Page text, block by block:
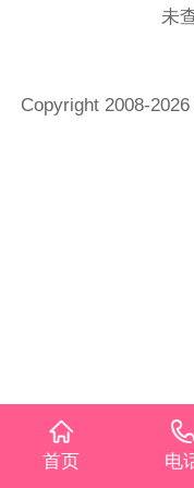
未
Copyright 2008-
首页 电